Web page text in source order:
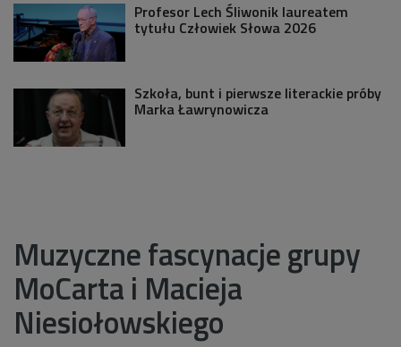
Profesor Lech Śliwonik laureatem
tytułu Człowiek Słowa 2026
Szkoła, bunt i pierwsze literackie próby
Marka Ławrynowicza
Muzyczne fascynacje grupy
MoCarta i Macieja
Niesiołowskiego